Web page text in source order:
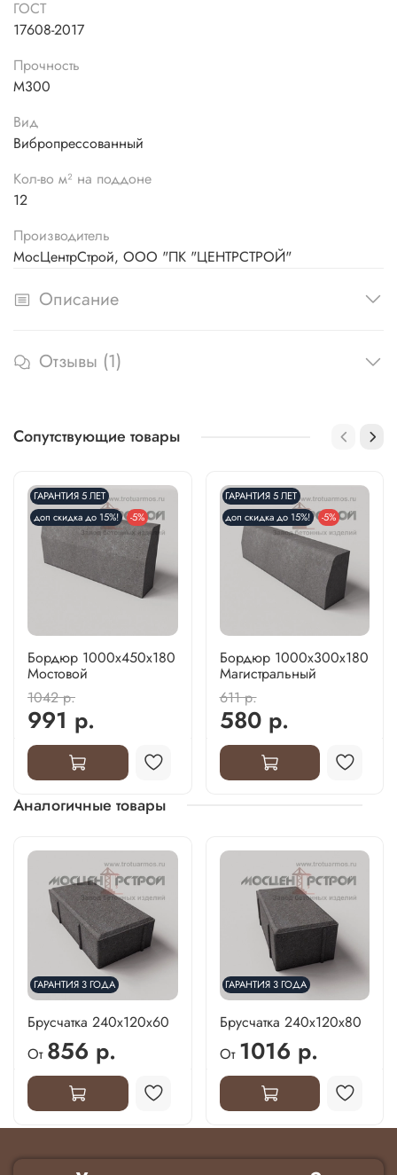
ГОСТ
17608-2017
Прочность
М300
Вид
Вибропрессованный
Кол-во м² на поддоне
12
Производитель
МосЦентрСтрой, ООО "ПК "ЦЕНТРСТРОЙ"
Описание
Отзывы (1)
Сопутствующие товары
ГАРАНТИЯ 5 ЛЕТ
доп скидка до 15%!
-5%
Бордюр 1000х450х180
Мостовой
1042 р.
991 р.
ГАРАНТИЯ 5 ЛЕТ
доп скидка до 15%!
-5%
Бордюр 1000х300х180
Магистральный
611 р.
580 р.
Аналогичные товары
ГАРАНТИЯ 3 ГОДА
Брусчатка 240х120х60
От 856 р.
ГАРАНТИЯ 3 ГОДА
Брусчатка 240х120х80
От 1016 р.